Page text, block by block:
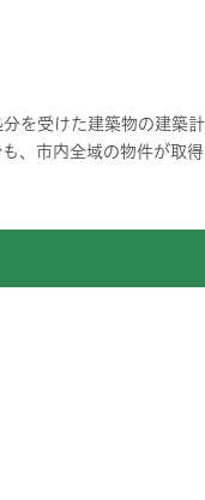
を受けた建築物の建築
、市内全域の物件が取